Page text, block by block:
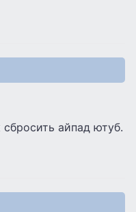
айпад ютуб.